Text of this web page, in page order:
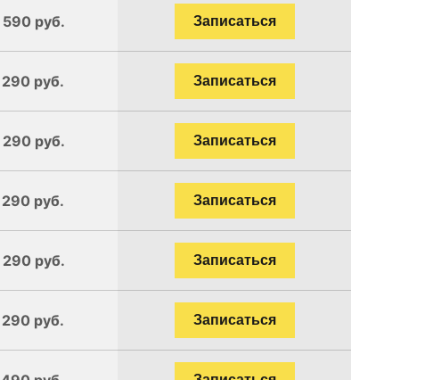
руб. Записаться
290 руб. Записаться
290 руб. Записаться
290 руб. Записаться
290 руб. Записаться
290 руб. Записаться